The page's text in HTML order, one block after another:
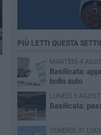
PIÙ LETTI QUESTA
MARTEDÌ 4
Basilicata:
bollo auto
LUNEDÌ 3
Basilicata:
VENERDÌ 31